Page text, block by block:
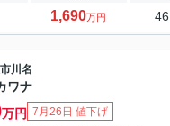
1,690万円
川名
ワナ
万円 7月26日 値下げ